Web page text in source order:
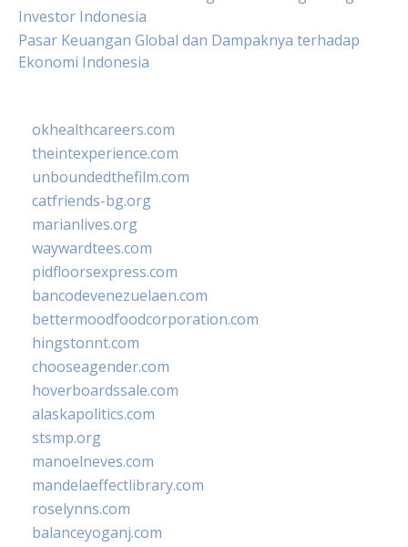
Investor Indonesia
Pasar Keuangan Global dan Dampaknya terhadap
Ekonomi Indonesia
okhealthcareers.com
theintexperience.com
unboundedthefilm.com
catfriends-bg.org
marianlives.org
waywardtees.com
pidfloorsexpress.com
bancodevenezuelaen.com
bettermoodfoodcorporation.com
hingstonnt.com
chooseagender.com
hoverboardssale.com
alaskapolitics.com
stsmp.org
manoelneves.com
mandelaeffectlibrary.com
roselynns.com
balanceyoganj.com